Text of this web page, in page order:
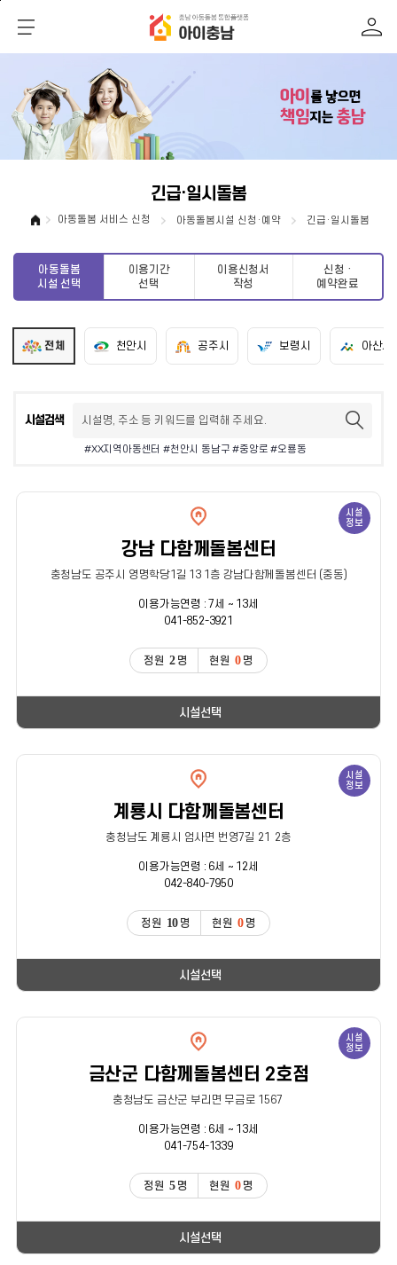
긴급·일시돌봄
아동돌봄 서비스 신청 아동돌봄시설 신청·예약 긴급·일시돌봄
아동돌봄
시설 선택
이용기간
선택
이용신청서
작성
신청 ·
예약완료
전체 천안시 공주시 보령시 아산시
시설검색
#XX지역아동센터 #천안시 동남구 #중앙로 #오룡동
시설
정보
강남 다함께돌봄센터
충청남도 공주시 영명학당1길 13 1층 강남다함께돌봄센터 (중동)
이용가능연령 : 7세 ~ 13세
041-852-3921
정원 2명 현원 0명
시설선택
시설
정보
계룡시 다함께돌봄센터
충청남도 계룡시 엄사면 번영7길 21 2층
이용가능연령 : 6세 ~ 12세
042-840-7950
정원 10명 현원 0명
시설선택
시설
정보
금산군 다함께돌봄센터 2호점
충청남도 금산군 부리면 무금로 1567
이용가능연령 : 6세 ~ 13세
041-754-1339
정원 5명 현원 0명
시설선택